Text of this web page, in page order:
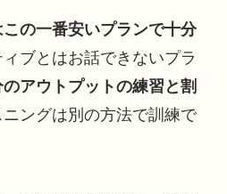
の一番安いプランで十分
ブとはお話できないプラ
のアウトプットの練習と割
ニングは別の方法で訓練で